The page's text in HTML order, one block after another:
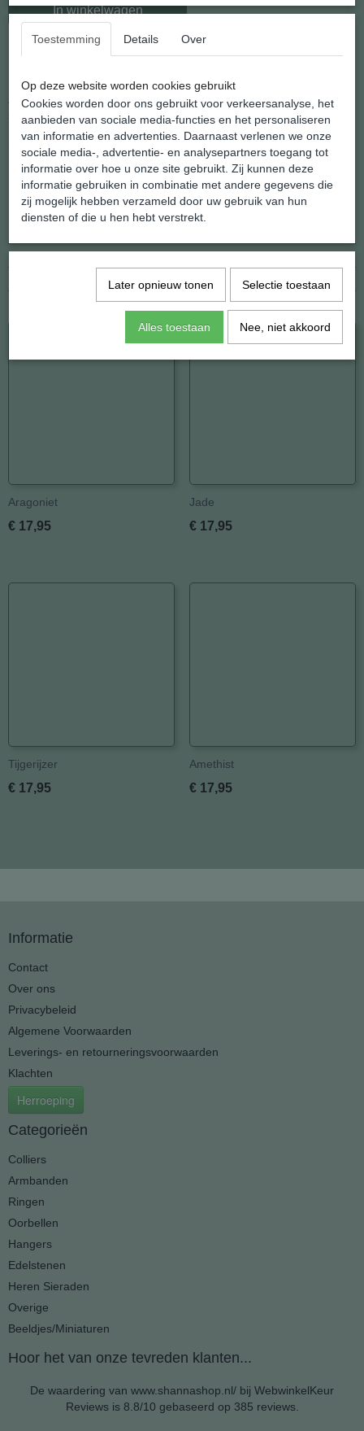
In winkelwagen
Rozenkwarts Schijf Hanger
Zeer goede kwaliteit doorboorde hangers van natuurlijke
steensoorten.
Hand geknoopt door Zuid- Amerikaanse Indianen in authentieke
kleuren en garens.
De koordjes zijn in lengte verstelbaar.
Specificaties
36 x 32 x 10 mm
Ook interessant
Aragoniet
€ 17,95
Jade
€ 17,95
Tijgerijzer
€ 17,95
Amethist
€ 17,95
Informatie
Contact
Over ons
Privacybeleid
Algemene Voorwaarden
Leverings- en retourneringsvoorwaarden
Klachten
Herroeping
Categorieën
Colliers
Armbanden
Ringen
Oorbellen
Hangers
Edelstenen
Heren Sieraden
Overige
Beeldjes/Miniaturen
Hoor het van onze tevreden klanten...
De waardering van www.shannashop.nl/ bij WebwinkelKeur
Reviewsis 8.8/10 gebaseerd op 385 reviews.
Toestemming Details Over
Op deze website worden cookies gebruikt
Cookies worden door ons gebruikt voor verkeersanalyse, het
aanbieden van sociale media-functies en het personaliseren
van informatie en advertenties. Daarnaast verlenen we onze
sociale media-, advertentie- en analysepartners toegang tot
informatie over hoe u onze site gebruikt. Zij kunnen deze
informatie gebruiken in combinatie met andere gegevens die
zij mogelijk hebben verzameld door uw gebruik van hun
diensten of die u hen hebt verstrekt.
Later opnieuw tonen Selectie toestaan
Alles toestaan Nee, niet akkoord